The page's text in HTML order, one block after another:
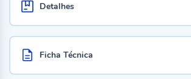
Detalhes
Ficha Técnica